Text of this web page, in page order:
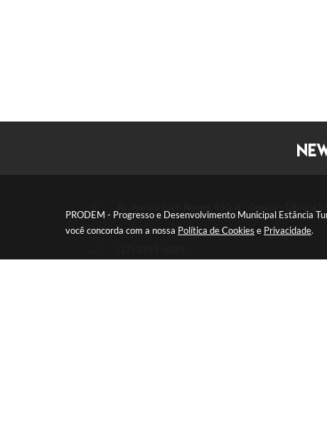
PRODEM - Progresso e Desenvolvimento Municipal Estância
você concorda com a nossa Política de Cookies e Privacidade.